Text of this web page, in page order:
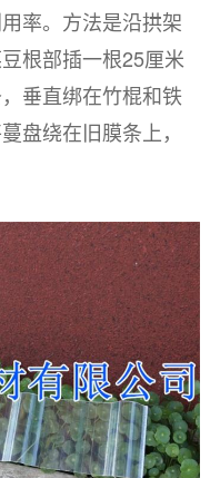
率。方法是沿拱架
根部插一根25厘米
垂直绑在竹棍和铁
盘绕在旧膜条上，